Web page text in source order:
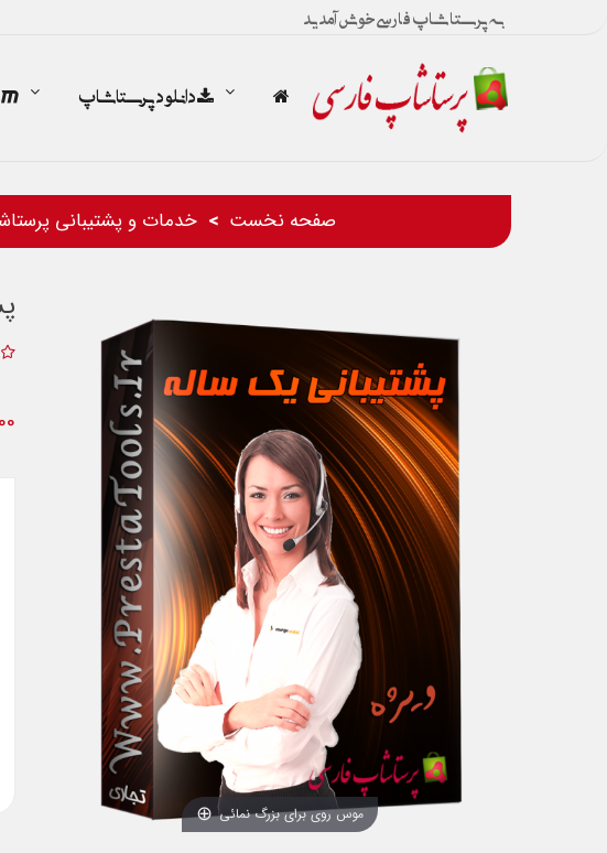
به پرستاشاپ فارسی خوش آمدید
دانلود پرستاشاپ
صفحه نخست خدمات و پشتیبانی
موس روی برای بزرگ نمائی